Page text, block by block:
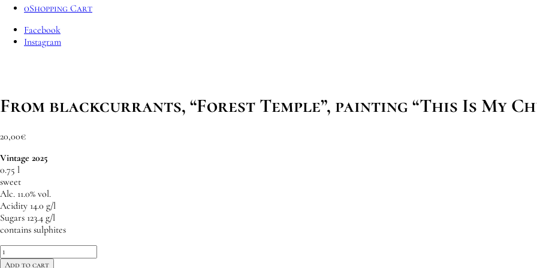
0Shopping Cart
Facebook
Instagram
From blackcurrants, “Forest Temple”, painting “This Is My
20,00€
Vintage 2025
0.75 l
sweet
Alc. 11.0% vol.
Acidity 14.0 g/l
Sugars 123.4 g/l
contains sulphites
From
blackcurrants,
Add to cart